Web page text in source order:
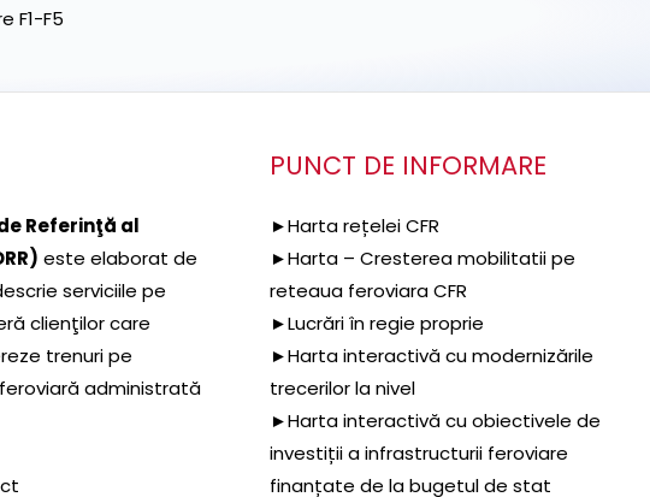
F1-F5
Referinţă al
este elaborat de
serviciile pe
clienţilor care
trenuri pe
administrată
PUNCT DE INFORMARE
►Harta rețelei CFR
►Harta – Cresterea mobilitatii pe
reteaua feroviara CFR
►Lucrări în regie proprie
►Harta interactivă cu modernizările
trecerilor la nivel
►Harta interactivă cu obiectivele de
investiții a infrastructurii feroviare
finanțate de la bugetul de stat